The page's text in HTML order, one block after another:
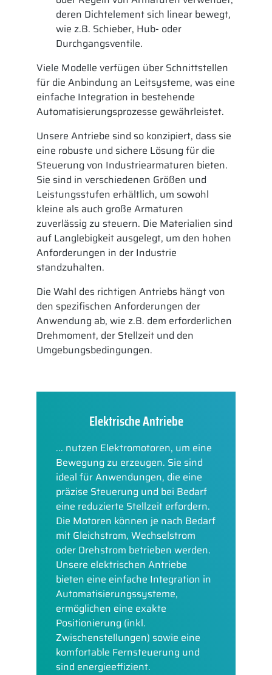
deren Dichtelement sich linear bewegt,
wie z.B. Schieber, Hub- oder
Durchgangsventile.
Viele Modelle verfügen über Schnittstellen
für die Anbindung an Leitsysteme, was eine
einfache Integration in bestehende
Automatisierungsprozesse gewährleistet.
Unsere Antriebe sind so konzipiert, dass sie
eine robuste und sichere Lösung für die
Steuerung von Industriearmaturen bieten.
Sie sind in verschiedenen Größen und
Leistungsstufen erhältlich, um sowohl
kleine als auch große Armaturen
zuverlässig zu steuern. Die Materialien sind
auf Langlebigkeit ausgelegt, um den hohen
Anforderungen in der Industrie
standzuhalten.
Die Wahl des richtigen Antriebs hängt von
den spezifischen Anforderungen der
Anwendung ab, wie z.B. dem erforderlichen
Drehmoment, der Stellzeit und den
Umgebungsbedingungen.
Elektrische Antriebe
... nutzen Elektromotoren, um eine
Bewegung zu erzeugen. Sie sind
ideal für Anwendungen, die eine
präzise Steuerung und bei Bedarf
eine reduzierte Stellzeit erfordern.
Die Motoren können je nach Bedarf
mit Gleichstrom, Wechselstrom
oder Drehstrom betrieben werden.
Unsere elektrischen Antriebe
bieten eine einfache Integration in
Automatisierungssysteme,
ermöglichen eine exakte
Positionierung (inkl.
Zwischenstellungen) sowie eine
komfortable Fernsteuerung und
sind energieeffizient.